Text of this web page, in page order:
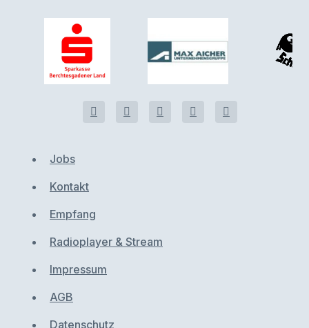
Jobs
Kontakt
Empfang
Radioplayer & Stream
Impressum
AGB
Datenschutz